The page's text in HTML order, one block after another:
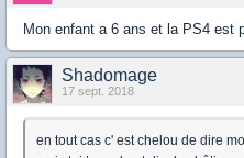
Mon enfant a 6 ans et la PS4 est
Shadomage
17 sept. 2018
en tout cas c' est chelou de dire